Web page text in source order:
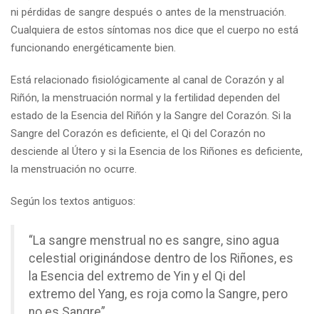
ni pérdidas de sangre después o antes de la menstruación.
Cualquiera de estos síntomas nos dice que el cuerpo no está
funcionando energéticamente bien.
Está relacionado fisiológicamente al canal de Corazón y al
Riñón, la menstruación normal y la fertilidad dependen del
estado de la Esencia del Riñón y la Sangre del Corazón. Si la
Sangre del Corazón es deficiente, el Qi del Corazón no
desciende al Útero y si la Esencia de los Riñones es deficiente,
la menstruación no ocurre.
Según los textos antiguos:
“La sangre menstrual no es sangre, sino agua
celestial originándose dentro de los Riñones, es
la Esencia del extremo de Yin y el Qi del
extremo del Yang, es roja como la Sangre, pero